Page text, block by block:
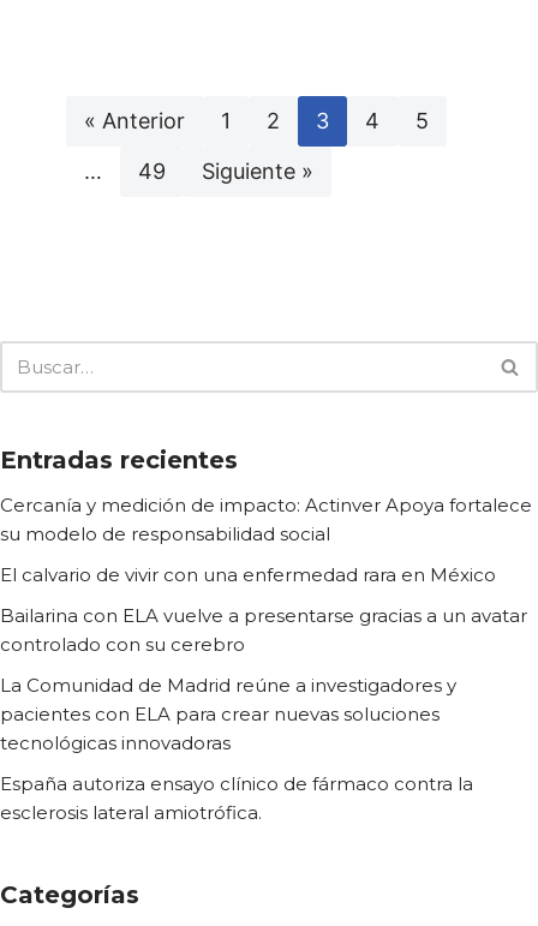
« Anterior 1 2 3 4
5
…
49 Siguiente »
Entradas recientes
Cercanía y medición de impacto: Actinver Apoya fortalece
su modelo de responsabilidad social
El calvario de vivir con una enfermedad rara en México
Bailarina con ELA vuelve a presentarse gracias a un avatar
controlado con su cerebro
La Comunidad de Madrid reúne a investigadores y
pacientes con ELA para crear nuevas soluciones
tecnológicas innovadoras
España autoriza ensayo clínico de fármaco contra la
esclerosis lateral amiotrófica.
Categorías